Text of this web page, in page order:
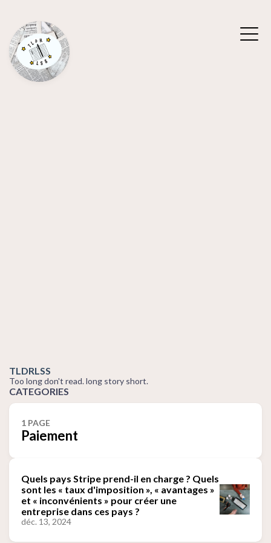
TLDRLSS
Too long don't read. long story short.
CATEGORIES
1 PAGE
Paiement
Quels pays Stripe prend-il en charge ? Quels
sont les « taux d'imposition », « avantages »
et « inconvénients » pour créer une
entreprise dans ces pays ?
déc. 13, 2024